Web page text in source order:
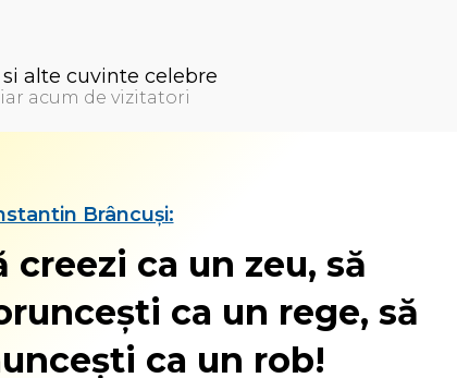
alte cuvinte celebre
acum de vizitatori
Brâncuși:
creezi ca un zeu, să
ca un rege, să
ca un rob!